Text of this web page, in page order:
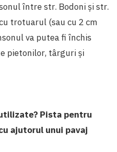
între str. Bodoni și str.
trotuarul (sau cu 2 cm
va putea fi închis
pietonilor, târguri și
Pista pentru
ajutorul unui pavaj